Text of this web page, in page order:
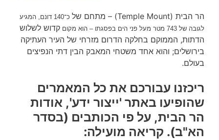
הר הבית (Temple Mount) – מתחם של
כ־140 דונם, המגיע
לגובה של 743 מטר מעל פני הים בפסגתו – הוא מקום
קדוש לשלוש
הדתות, הממוקם בחלקה הדרום מזרחי של העיר העתיקה
בירושלים; והוא אחד משטחי המאבק הבין דתי הנפיצים
בעולם.
ריכזנו עבורכם את כל המאמרים
שהופיעו באתר 'ייצור ידע', אודות
הר הבית, על פי הכותבים (בסדר
הא"ב). קריאה מועילה: